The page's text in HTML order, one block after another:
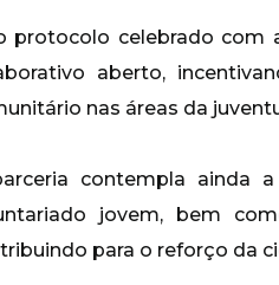
protocolo celebrado com
aberto,
nas áreas da
contempla ainda
jovem, bem
para o reforço da